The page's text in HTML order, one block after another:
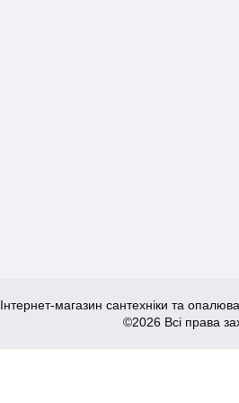
Інтернет-магазин сантехніки та
©2026 Всі права